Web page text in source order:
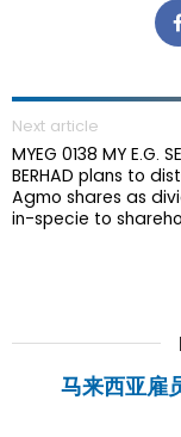
Next article
MYEG 0138 MY E.G.
BERHAD plans to
Agmo shares as
in-specie to
马来西亚雇